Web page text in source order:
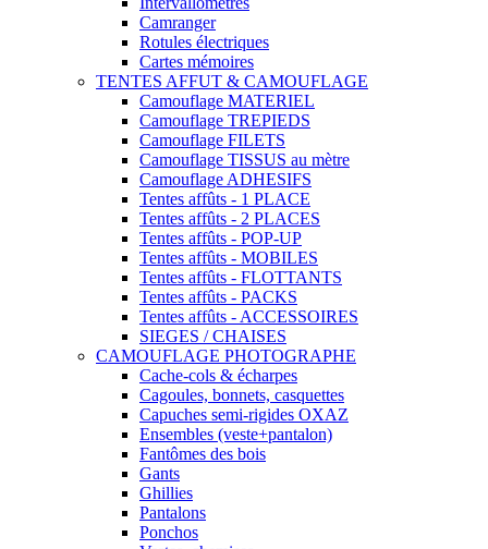
Camranger
Rotules électriques
Cartes mémoires
TENTES AFFUT & CAMOUFLAGE
Camouflage MATERIEL
Camouflage TREPIEDS
Camouflage FILETS
Camouflage TISSUS au mètre
Camouflage ADHESIFS
Tentes affûts - 1 PLACE
Tentes affûts - 2 PLACES
Tentes affûts - POP-UP
Tentes affûts - MOBILES
Tentes affûts - FLOTTANTS
Tentes affûts - PACKS
Tentes affûts - ACCESSOIRES
SIEGES / CHAISES
CAMOUFLAGE PHOTOGRAPHE
Cache-cols & écharpes
Cagoules, bonnets, casquettes
Capuches semi-rigides OXAZ
Ensembles (veste+pantalon)
Fantômes des bois
Gants
Ghillies
Pantalons
Ponchos